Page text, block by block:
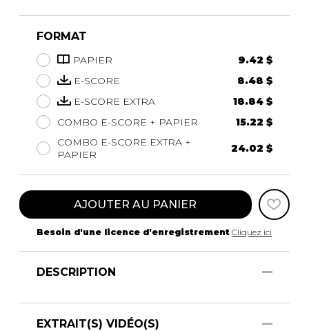
FORMAT
PAPIER
9.42 $
E-SCORE
8.48 $
E-SCORE EXTRA
18.84 $
COMBO E-SCORE + PAPIER
15.22 $
COMBO E-SCORE EXTRA +
PAPIER
24.02 $
AJOUTER AU PANIER
Besoin d'une licence d'enregistrement Cliquez ici
DESCRIPTION
EXTRAIT(S) VIDÉO(S)